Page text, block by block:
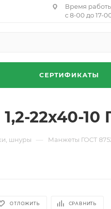
Время
с 8-00 до 17-
СЕРТИФИКАТЫ
22х40-10
шнуры — Манжеты ГОСТ
ОТЛОЖИТЬ СРАВНИТЬ